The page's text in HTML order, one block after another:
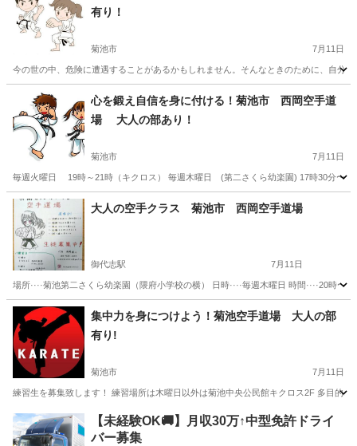
有り！
菊池市 7月11日
今の世の中、危険に遭遇することがあるかもしれません。そんなときのために、自分
空手/他格闘技 西岡
心を鍛え自信を身に付ける！菊池市 西岡空手道
場 大人の部あり！
菊池市 7月11日
毎週火曜日 19時～21時（キクロス） 毎週木曜日 (第二さくら幼楽園) 17時30分〜18
熊本 菊池市 スポーツ 西岡
大人の空手クラス 菊池市 西岡空手道場
御代志駅 7月11日
場所····菊池第二さくら幼楽園（隈府小学校の横） 日時····毎週木曜日 時間····20時
熊本 菊池市 御代志駅 空手/他格闘技 西岡
集中力を身につけよう！菊池空手道場 大人の部
有り!
菊池市 7月11日
練習生を募集致します！ 練習場所は木曜日以外は菊池中央公民館キクロス2F 多目的
熊本 菊池市 空手/他格闘技 西岡
【未経験OK🚚】月収30万↑中型免許ドライ
バー募集